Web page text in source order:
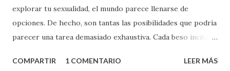
explorar tu sexualidad, el mundo parece llenarse de
opciones. De hecho, son tantas las posibilidades que podría
parecer una tarea demasiado exhaustiva. Cada beso incita
partes de ti que jamás hubieras imaginado. El problema es
COMPARTIR 1 COMENTARIO LEER MÁS